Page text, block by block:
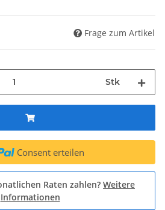
Frage zum Artikel
Stk
Consent erteilen
Raten zahlen? Weitere
Informationen